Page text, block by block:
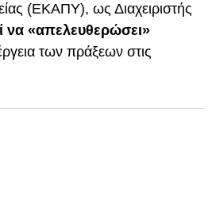
(ΕΚΑΠΥ), ως Διαχειριστής
να «απελευθερώσει»
των πράξεων στις